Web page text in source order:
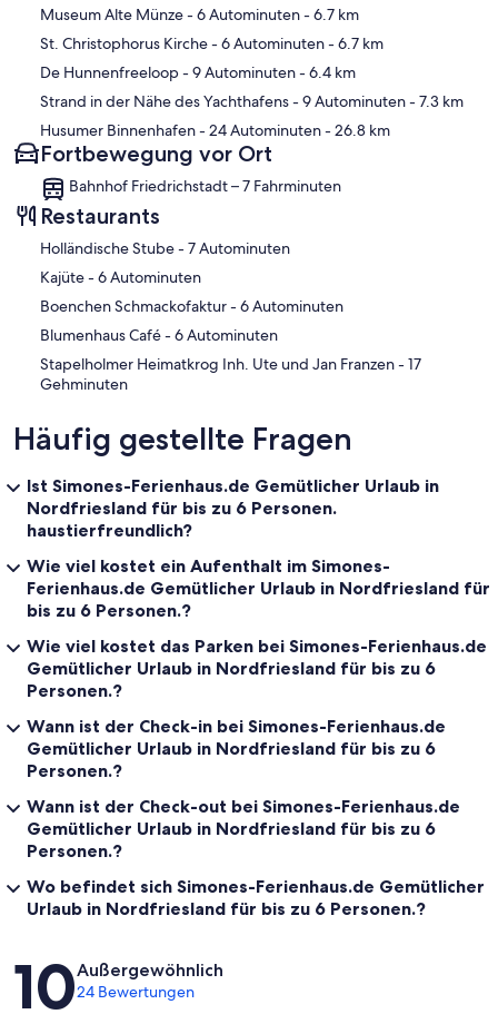
Karte
Museum Alte Münze- 6 Autominuten- 6.7 km
St. Christophorus Kirche- 6 Autominuten- 6.7 km
De Hunnenfreeloop- 9 Autominuten- 6.4 km
Strand in der Nähe des Yachthafens- 9 Autominuten- 7.3 km
Husumer Binnenhafen- 24 Autominuten- 26.8 km
Fortbewegung vor Ort
Bahnhof Friedrichstadt – 7 Fahrminuten
Restaurants
‪Holländische Stube - ‬7 Autominuten
‪Kajüte - ‬6 Autominuten
‪Boenchen Schmackofaktur - ‬6 Autominuten
‪Blumenhaus Café - ‬6 Autominuten
‪Stapelholmer Heimatkrog Inh. Ute und Jan Franzen - ‬17
Gehminuten
Häufig gestellte Fragen
Ist Simones-Ferienhaus.de Gemütlicher Urlaub in
Nordfriesland für bis zu 6 Personen.
haustierfreundlich?
Wie viel kostet ein Aufenthalt im Simones-
Ferienhaus.de Gemütlicher Urlaub in Nordfriesland für
bis zu 6 Personen.?
Wie viel kostet das Parken bei Simones-Ferienhaus.de
Gemütlicher Urlaub in Nordfriesland für bis zu 6
Personen.?
Wann ist der Check-in bei Simones-Ferienhaus.de
Gemütlicher Urlaub in Nordfriesland für bis zu 6
Personen.?
Wann ist der Check-out bei Simones-Ferienhaus.de
Gemütlicher Urlaub in Nordfriesland für bis zu 6
Personen.?
Wo befindet sich Simones-Ferienhaus.de Gemütlicher
Urlaub in Nordfriesland für bis zu 6 Personen.?
Bewertungen
10Außergewöhnlich
24 Bewertungen